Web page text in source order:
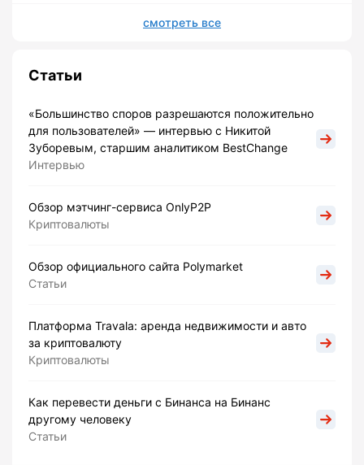
смотреть все
Статьи
«Большинство споров разрешаются положительно
для пользователей» — интервью с Никитой
Зуборевым, старшим аналитиком BestChange
Интервью
Обзор мэтчинг-сервиса OnlyP2P
Криптовалюты
Обзор официального сайта Polymarket
Статьи
Платформа Travala: аренда недвижимости и авто
за криптовалюту
Криптовалюты
Как перевести деньги с Бинанса на Бинанс
другому человеку
Статьи